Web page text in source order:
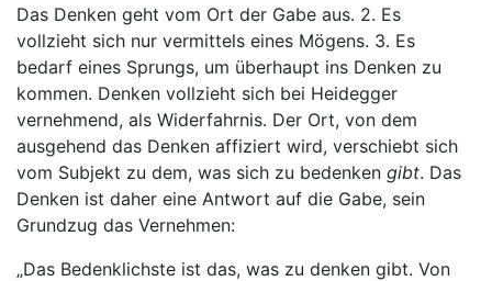
Das Denken geht vom Ort der Gabe aus. 2. Es
vollzieht sich nur vermittels eines Mögens. 3. Es
bedarf eines Sprungs, um überhaupt ins Denken zu
kommen. Denken vollzieht sich bei Heidegger
vernehmend, als Widerfahrnis. Der Ort, von dem
ausgehend das Denken affiziert wird, verschiebt sich
vom Subjekt zu dem, was sich zu bedenken gibt. Das
Denken ist daher eine Antwort auf die Gabe, sein
Grundzug das Vernehmen:
„Das Bedenklichste ist das, was zu denken gibt. Von